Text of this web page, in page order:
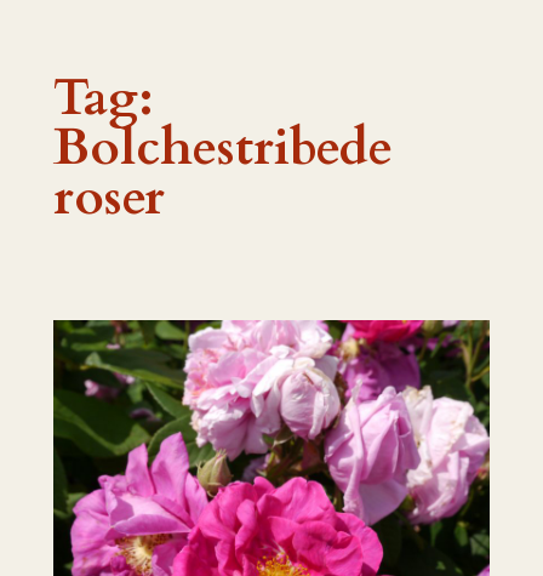
Tag:
Bolchestribede
roser